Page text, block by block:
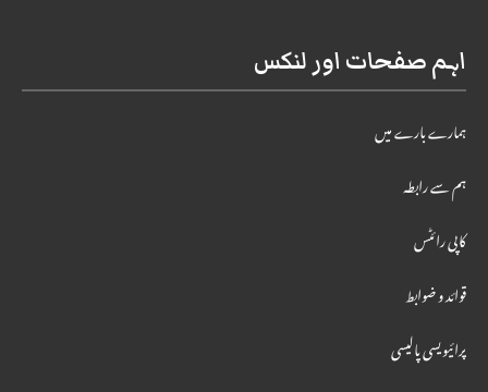
اہم صفحات اور لنکس
ہمارے بارے میں
ہم سے رابطہ
کاپی رائٹس
قوائد و ضوابط
پرائیویسی پالیسی